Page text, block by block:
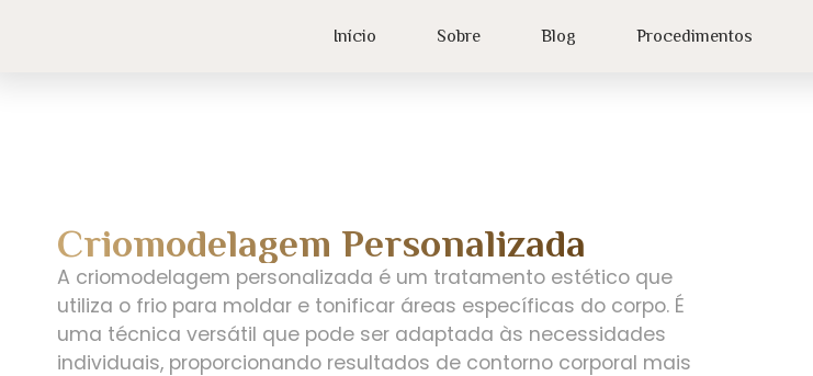
Início Sobre Blog Procedimentos
Criomodelagem Personalizada
A criomodelagem personalizada é um tratamento estético que
utiliza o frio para moldar e tonificar áreas específicas do corpo. É
uma técnica versátil que pode ser adaptada às necessidades
individuais, proporcionando resultados de contorno corporal mais